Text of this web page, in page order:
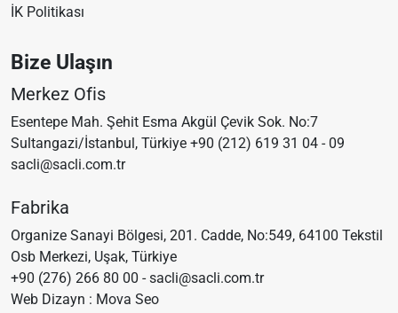
İK Politikası
Bize Ulaşın
Merkez Ofis
Esentepe Mah. Şehit Esma Akgül Çevik Sok. No:7
Sultangazi/İstanbul, Türkiye +90 (212) 619 31 04 - 09
sacli@sacli.com.tr
Fabrika
Organize Sanayi Bölgesi, 201. Cadde, No:549, 64100 Tekstil
Osb Merkezi, Uşak, Türkiye
+90 (276) 266 80 00 -sacli@sacli.com.tr
Web Dizayn : Mova Seo